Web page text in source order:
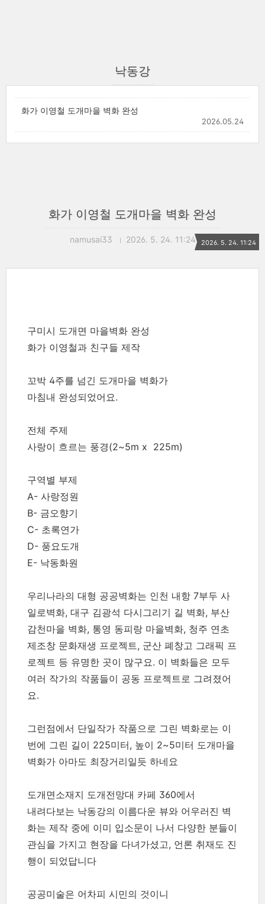
낙동강
화가 이영철 도개마을 벽화 완성
2026.05.24
화가 이영철 도개마을 벽화 완성
namusai33 2026. 5. 24. 11:24 2026. 5. 24. 11:24
구미시 도개면 마을벽화 완성
화가 이영철과 친구들 제작
꼬박 4주를 넘긴 도개마을 벽화가
마침내 완성되었어요.
전체 주제
사랑이 흐르는 풍경(2~5m x 225m)
구역별 부제
A- 사랑정원
B- 금오향기
C- 초록연가
D- 풍요도개
E- 낙동화원
우리나라의 대형 공공벽화는 인천 내항 7부두 사
일로벽화, 대구 김광석 다시그리기 길 벽화, 부산
감천마을 벽화, 통영 동피랑 마을벽화, 청주 연초
제조창 문화재생 프로젝트, 군산 폐창고 그래픽 프
로젝트 등 유명한 곳이 많구요. 이 벽화들은 모두
여러 작가의 작품들이 공동 프로젝트로 그려졌어
요.
그런점에서 단일작가 작품으로 그린 벽화로는 이
번에 그린 길이 225미터, 높이 2~5미터 도개마을
벽화가 아마도 최장거리일듯 하네요
도개면소재지 도개전망대 카페 360에서
내려다보는 낙동강의 이름다운 뷰와 어우러진 벽
화는 제작 중에 이미 입소문이 나서 다양한 분들이
관심을 가지고 현장을 다녀가셨고, 언론 취재도 진
행이 되었답니다
공공미술은 어차피 시민의 것이니